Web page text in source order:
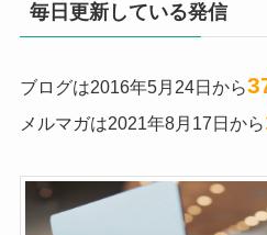
毎日更新している発信
ブログは2016年5月24日から
メルマガは2021年8月17日から